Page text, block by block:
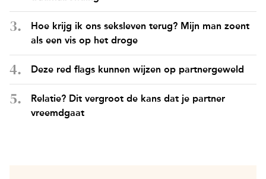
Hoe krijg ik ons seksleven terug? Mijn man zoent
als een vis op het droge
Deze red flags kunnen wijzen op partnergeweld
Relatie? Dit vergroot de kans dat je partner
vreemdgaat